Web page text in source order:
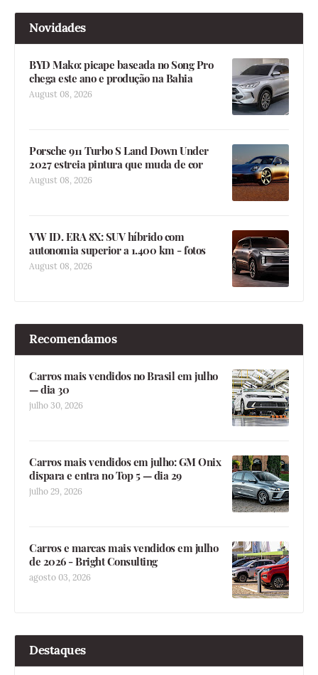
Novidades
BYD Mako: picape baseada no Song Pro
chega este ano e produção na Bahia
August 08, 2026
Porsche 911 Turbo S Land Down Under
2027 estreia pintura que muda de cor
August 08, 2026
VW ID. ERA 8X: SUV híbrido com
autonomia superior a 1.400 km - fotos
August 08, 2026
Recomendamos
Carros mais vendidos no Brasil em julho
— dia 30
julho 30, 2026
Carros mais vendidos em julho: GM Onix
dispara e entra no Top 5 — dia 29
julho 29, 2026
Carros e marcas mais vendidos em julho
de 2026 - Bright Consulting
agosto 03, 2026
Destaques